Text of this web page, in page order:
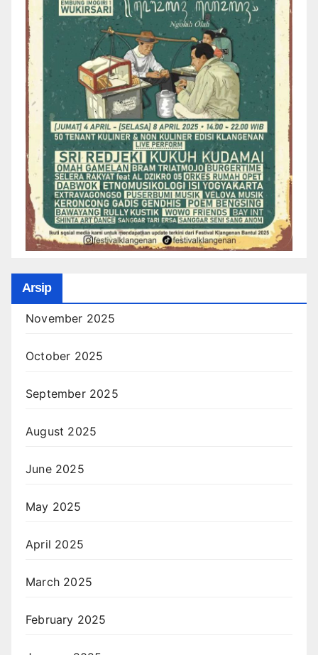
Arsip
November 2025
October 2025
September 2025
August 2025
June 2025
May 2025
April 2025
March 2025
February 2025